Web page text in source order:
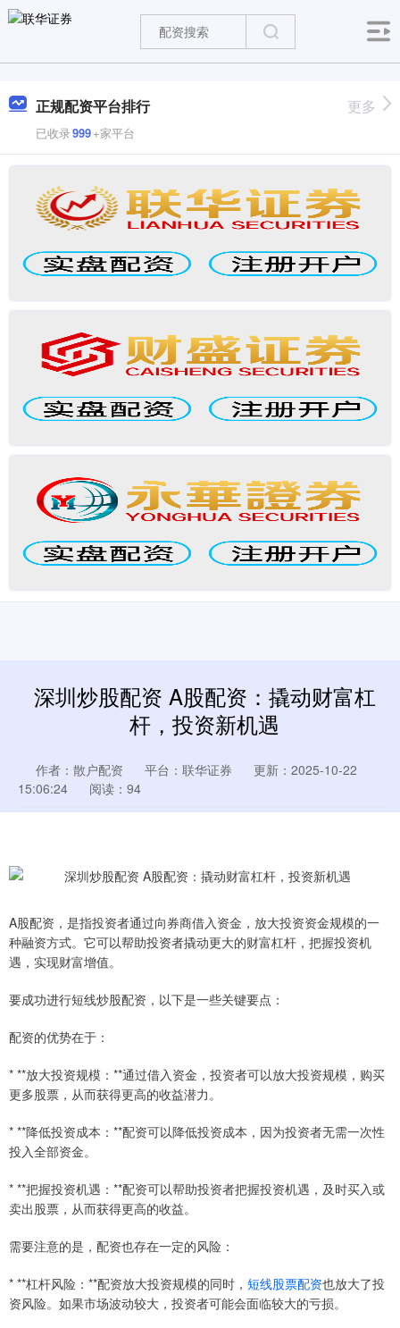
正规配资平台排行
已收录999+家平台
更多
深圳炒股配资 A股配资：撬动财富杠
杆，投资新机遇
作者：散户配资 平台：联华证券
更新：2025-10-22
15:06:24
阅读：94
A股配资，是指投资者通过向券商借入资金，放大投资资金规模的一
种融资方式。它可以帮助投资者撬动更大的财富杠杆，把握投资机
遇，实现财富增值。
要成功进行短线炒股配资，以下是一些关键要点：
配资的优势在于：
* **放大投资规模：**通过借入资金，投资者可以放大投资规模，购买
更多股票，从而获得更高的收益潜力。
* **降低投资成本：**配资可以降低投资成本，因为投资者无需一次性
投入全部资金。
* **把握投资机遇：**配资可以帮助投资者把握投资机遇，及时买入或
卖出股票，从而获得更高的收益。
需要注意的是，配资也存在一定的风险：
* **杠杆风险：**配资放大投资规模的同时， 短线股票配资也放大了投
资风险。如果市场波动较大，投资者可能会面临较大的亏损。